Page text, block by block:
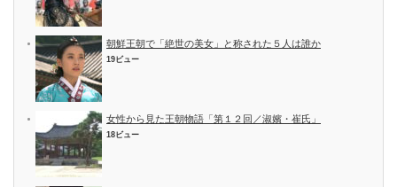
朝鮮王朝で「絶世の美女」と称された５人は誰か
19ビュー
女性から見た王朝物語「第１２回／淑嬪・崔氏」
18ビュー